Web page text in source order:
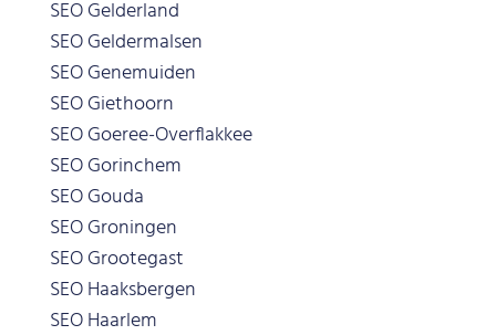
SEO Gelderland
SEO Geldermalsen
SEO Genemuiden
SEO Giethoorn
SEO Goeree-Overflakkee
SEO Gorinchem
SEO Gouda
SEO Groningen
SEO Grootegast
SEO Haaksbergen
SEO Haarlem